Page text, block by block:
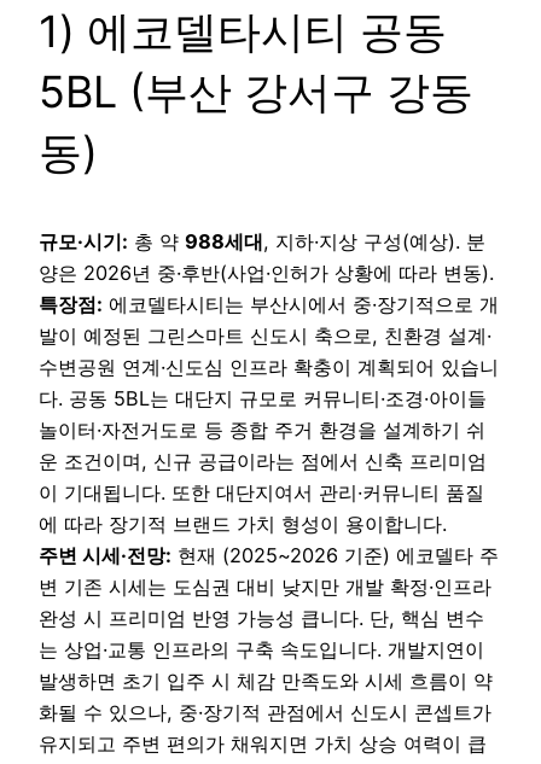
1) 에코델타시티 공동
5BL (부산 강서구 강동
동)
규모·시기: 총 약 988세대, 지하·지상 구성(예상). 분
양은 2026년 중·후반(사업·인허가 상황에 따라 변동).
특장점: 에코델타시티는 부산시에서 중·장기적으로 개
발이 예정된 그린스마트 신도시 축으로, 친환경 설계·
수변공원 연계·신도심 인프라 확충이 계획되어 있습니
다. 공동 5BL는 대단지 규모로 커뮤니티·조경·아이들
놀이터·자전거도로 등 종합 주거 환경을 설계하기 쉬
운 조건이며, 신규 공급이라는 점에서 신축 프리미엄
이 기대됩니다. 또한 대단지여서 관리·커뮤니티 품질
에 따라 장기적 브랜드 가치 형성이 용이합니다.
주변 시세·전망: 현재 (2025~2026 기준) 에코델타 주
변 기존 시세는 도심권 대비 낮지만 개발 확정·인프라
완성 시 프리미엄 반영 가능성 큽니다. 단, 핵심 변수
는 상업·교통 인프라의 구축 속도입니다. 개발지연이
발생하면 초기 입주 시 체감 만족도와 시세 흐름이 약
화될 수 있으나, 중·장기적 관점에서 신도시 콘셉트가
유지되고 주변 편의가 채워지면 가치 상승 여력이 큽